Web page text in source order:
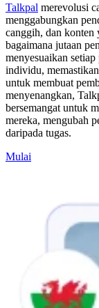
Talkpal merevolusi
menggabungkan
canggih, dan konten
bagaimana jutaan
menyesuaikan
individu,
untuk membuat
menyenangkan,
bersemangat untuk
mereka, mengubah
daripada tugas.
Mulai